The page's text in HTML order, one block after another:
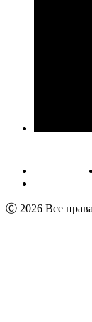
Публичная
Ⓒ 2026 Все